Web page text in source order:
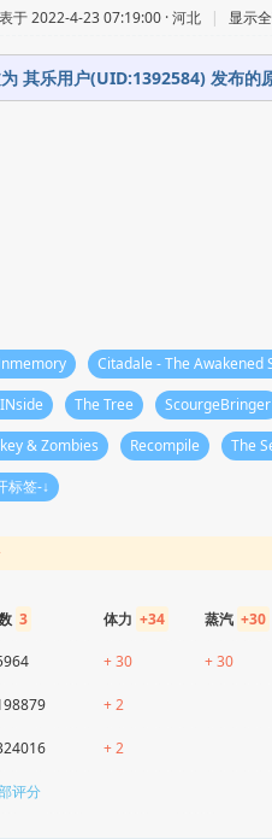
于 2022-4-23 07:19:00 · 河北 |
显示
其乐用户(UID:1392584) 发布的
Citadale - The Awakened
The Tree ScourgeBringer
& Zombies
Recompile The
标签-↓
3 体力 +34 蒸汽 +30
+ 30 + 30
+ 2
+ 2
评分